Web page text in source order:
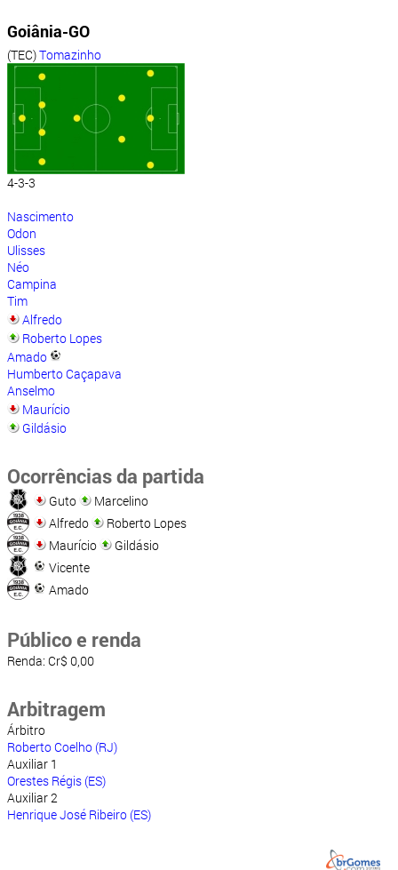
Goiânia-GO
(TEC)Tomazinho
4-3-3
Nascimento
Odon
Ulisses
Néo
Campina
Tim
Alfredo
Roberto Lopes
Amado
Humberto Caçapava
Anselmo
Maurício
Gildásio
Ocorrências da partida
Guto
Marcelino
Alfredo
Roberto Lopes
Maurício
Gildásio
Vicente
Amado
Público e renda
Renda: Cr$ 0,00
Arbitragem
Árbitro
Roberto Coelho (RJ)
Auxiliar 1
Orestes Régis (ES)
Auxiliar 2
Henrique José Ribeiro (ES)